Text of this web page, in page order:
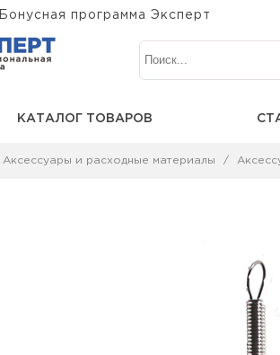
Бонусная программа Эксперт
КАТАЛОГ ТОВАРОВ
Аксессуары и расходные материалы